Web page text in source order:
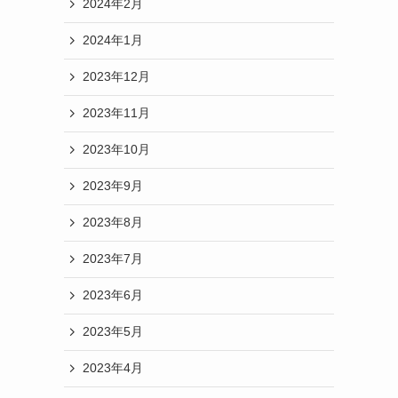
2024年2月
2024年1月
2023年12月
2023年11月
2023年10月
2023年9月
2023年8月
2023年7月
2023年6月
2023年5月
2023年4月